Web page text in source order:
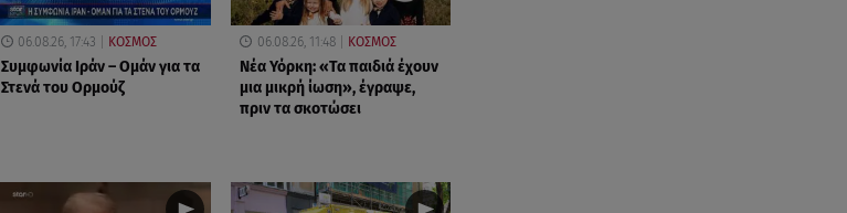
06.08.26, 17:43 ΚΟΣΜΟΣ
Συμφωνία Ιράν – Ομάν για τα
Στενά του Ορμούζ
06.08.26, 11:48 ΚΟΣΜΟΣ
Νέα Υόρκη: «Τα παιδιά έχουν
μια μικρή ίωση», έγραψε,
πριν τα σκοτώσει